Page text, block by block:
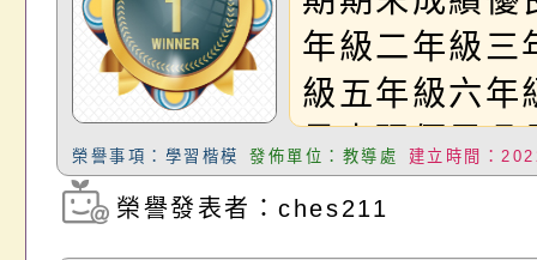
禹劭
年級二年級三
級五年級六年
量表現優異吳
如蔡佳芮林芊
榮譽事項：學習楷模 發佈單位：教導處 建立時間：
瀏覽次數：1674
榮譽發表者：ches211